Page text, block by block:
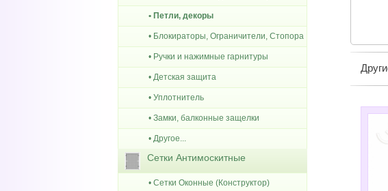
• Петли, декоры
• Блокираторы, Ограничители, Стопора
• Ручки и нажимные гарнитуры
• Детская защита
• Уплотнитель
• Замки, балконные защелки
• Другое...
Сетки Антимоскитные
• Сетки Оконные (Конструктор)